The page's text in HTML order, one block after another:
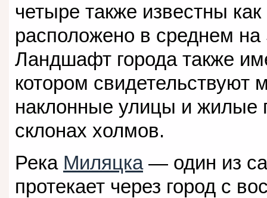
четыре также известны
расположено в среднем
Ландшафт города также
котором свидетельствуют
наклонные улицы и жилые
склонах холмов.
Река Миляцка— один из
протекает через город с